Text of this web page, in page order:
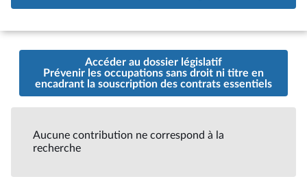
Accéder au dossier législatif
Prévenir les occupations sans droit ni titre en
encadrant la souscription des contrats essentiels
Aucune contribution ne correspond à la
recherche